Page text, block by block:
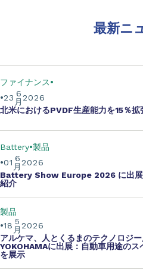
最新ニ
6
月
23 2026
ファイナンス
北米におけるPVDF生産能力を15％拡
6
月
01 2026
Battery 製品
Battery Show Europe 2026 に出
紹介
5
月
18 2026
製品
アルケマ、人とくるまのテクノロジ
YOKOHAMAに出展：自動車用途のス
を展示